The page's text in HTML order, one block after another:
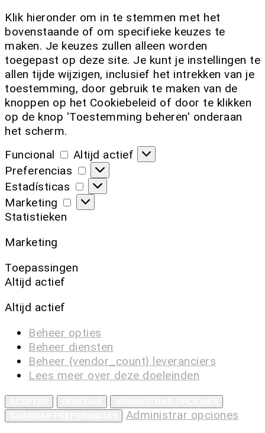
Klik hieronder om in te stemmen met het
bovenstaande of om specifieke keuzes te
maken. Je keuzes zullen alleen worden
toegepast op deze site. Je kunt je instellingen te
allen tijde wijzigen, inclusief het intrekken van je
toestemming, door gebruik te maken van de
knoppen op het Cookiebeleid of door te klikken
op de knop 'Toestemming beheren' onderaan
het scherm.
Funcional
Altijd actief
Preferencias
Estadísticas
Marketing
Statistieken
Marketing
Toepassingen
Altijd actief
Altijd actief
Beheer opties
Beheer diensten
Beheer {vendor_count} leveranciers
Lees meer over deze doeleinden
Administrar opciones